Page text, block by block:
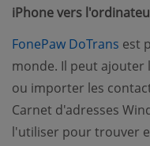
iPhone vers
FonePaw DoTrans est
monde. Il peut ajouter
ou importer les
Carnet d'adresses
l'utiliser pour trouver